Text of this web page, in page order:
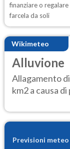
Wikimeteo
Alluvione
Allagamento
km2 a causa
finanziare o
farcela da soli
Previsioni